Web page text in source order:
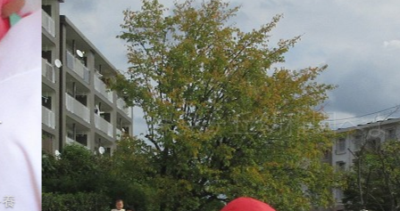
保見ヶ丘幼稚園へようこそ
豊かな体験と生きる力を
基礎的な生活習慣・態度を育て、豊かな心情や思考力を養